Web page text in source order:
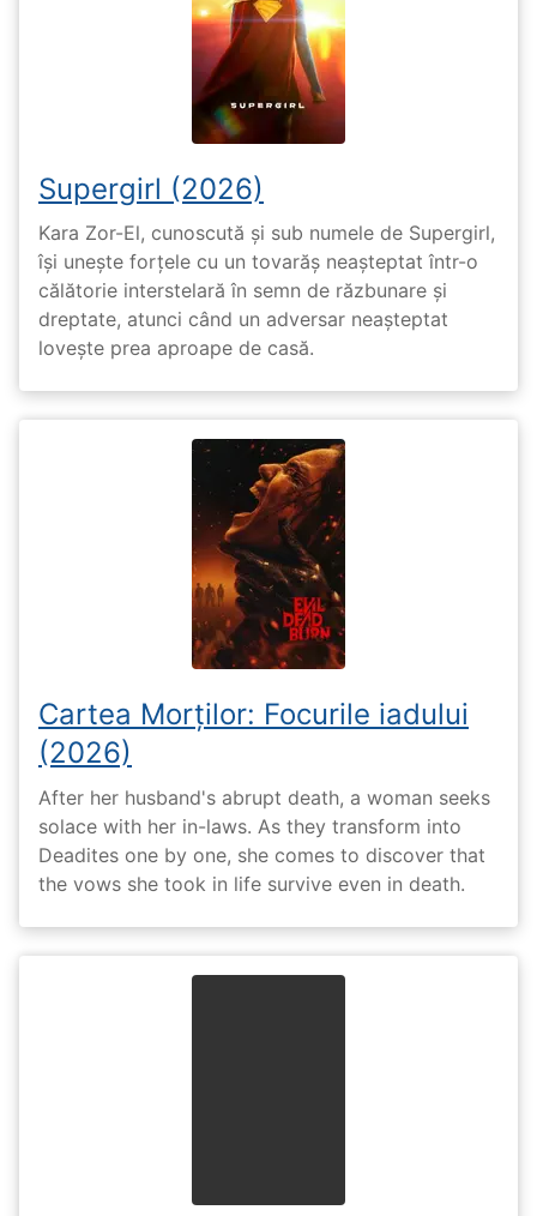
Supergirl (2026)
Kara Zor-El, cunoscută și sub numele de Supergirl,
își unește forțele cu un tovarăș neașteptat într-o
călătorie interstelară în semn de răzbunare și
dreptate, atunci când un adversar neașteptat
lovește prea aproape de casă.
Cartea Morților: Focurile iadului
(2026)
After her husband's abrupt death, a woman seeks
solace with her in-laws. As they transform into
Deadites one by one, she comes to discover that
the vows she took in life survive even in death.